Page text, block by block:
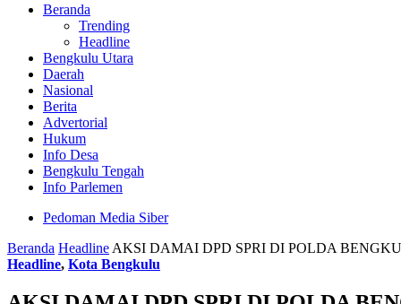
Beranda
Trending
Headline
Bengkulu Utara
Daerah
Nasional
Berita
Advertorial
Hukum
Info Desa
Bengkulu Tengah
Info Parlemen
Pedoman Media Siber
Beranda Headline AKSI DAMAI DPD SPRI DI POLDA
Headline, Kota Bengkulu